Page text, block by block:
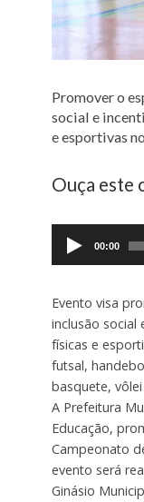
Promover o
social e
e esportivas
Ouça este
áudio
00:00
Evento visa
inclusão social
físicas e
futsal,
basquete,
A Prefeitura
Educação,
Campeonato
evento será
Ginásio